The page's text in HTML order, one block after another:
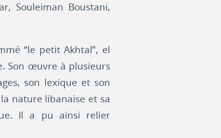
Souleiman Boustani,
“le petit Akhtal”, el
Son œuvre à plusieurs
son lexique et son
nature libanaise et sa
Il a pu ainsi relier